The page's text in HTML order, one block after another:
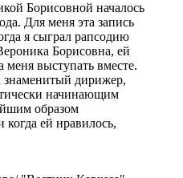
Борисовной началось
Для меня эта запись
я сыграл рапсодию
Борисовна, ей
меня выступать вместе.
знаменитый дирижер,
начинающим
образом
ей нравилось,